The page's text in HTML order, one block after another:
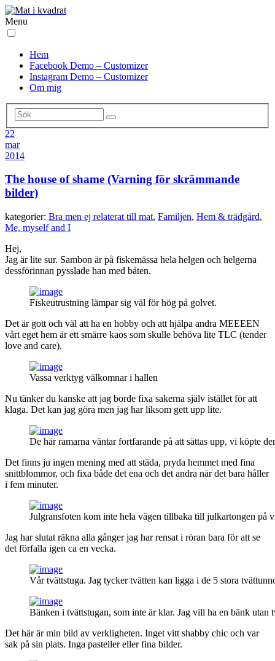
Menu
Hem
Facebook Demo – Customizer
Instagram Demo – Customizer
Om mig
22
mar
2014
The house of shame (Varning för skrämmande
bilder)
kategorier: Bra men ej relaterat till mat, Familjen, Hem & trädgård,
Me, myself and I
Hej,
Jag är lite sur. Sambon är på fiskemässa hela helgen och helgerna
dessförinnan pysslade han med båten.
Fiskeutrustning lämpar sig väl för hög på golvet.
Det är gott och väl att ha en hobby och att hjälpa andra MEEEEN
vårt eget hem är ett smärre kaos som skulle behöva lite TLC (tender
love and care).
Vassa verktyg välkomnar i hallen
Nu tänker du kanske att jag borde fixa sakerna själv istället för att
klaga. Det kan jag göra men jag har liksom gett upp lite.
De här ramarna väntar fortfarande på att sättas upp, vi köpte
Det finns ju ingen mening med att städa, pryda hemmet med fina
snittblommor, och fixa både det ena och det andra när det bara håller
i fem minuter.
Julgransfoten kom inte hela vägen tillbaka till julkartongen på
Jag har slutat räkna alla gånger jag har rensat i röran bara för att se
det förfalla igen ca en vecka.
Vår tvättstuga. Jag tycker tvätten kan ligga i de 5 stora
Bänken i tvättstugan, som inte är klar. Jag vill ha en bänk utan
Det här är min bild av verkligheten. Inget vitt shabby chic och var
sak på sin plats. Inga pasteller eller fina bilder.